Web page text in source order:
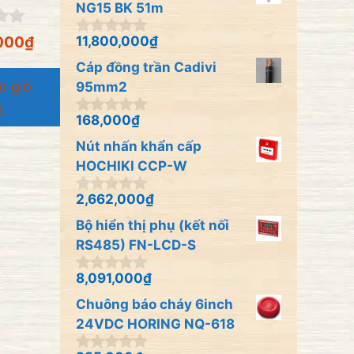
₫
giỏ
o
à
i
5
NG15 BK 51m
0
n
g
o
à
i
5
11,800,000₫
Cáp đồng trần Cadivi
95mm2
0
n
g
o
à
i
5
168,000₫
Nút nhấn khẩn cấp
HOCHIKI CCP-W
0
n
g
o
à
i
5
2,662,000₫
Bộ hiển thị phụ (kết nối
RS485) FN-LCD-S
0
n
g
o
à
i
8,091,000₫
Chuông báo cháy 6inch
24VDC HORING NQ-618